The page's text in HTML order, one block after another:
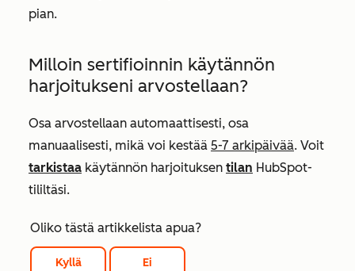
pian.
Milloin sertifioinnin käytännön
harjoitukseni arvostellaan?
Osa arvostellaan automaattisesti, osa
manuaalisesti, mikä voi kestää 5-7 arkipäivää. Voit
tarkistaa käytännön harjoituksen tilan HubSpot-
tililtäsi.
Oliko tästä artikkelista apua?
Kyllä Ei